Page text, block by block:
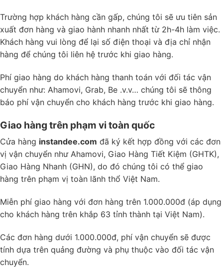
Trường hợp khách hàng cần gấp, chúng tôi sẽ ưu tiên sản
xuất đơn hàng và giao hành nhanh nhất từ 2h-4h làm việc.
Khách hàng vui lòng để lại số điện thoại và địa chỉ nhận
hàng để chúng tôi liên hệ trước khi giao hàng.
Phí giao hàng do khách hàng thanh toán với đối tác vận
chuyển như: Ahamovi, Grab, Be .v.v… chúng tôi sẽ thông
báo phí vận chuyển cho khách hàng trước khi giao hàng.
Giao hàng trên phạm vi toàn quốc
Cửa hàng instandee.com đã ký kết hợp đồng với các đơn
vị vận chuyển như Ahamovi, Giao Hàng Tiết Kiệm (GHTK),
Giao Hàng Nhanh (GHN), do đó chúng tôi có thể giao
hàng trên phạm vị toàn lãnh thổ Việt Nam.
Miễn phí giao hàng với đơn hàng trên 1.000.000đ (áp dụng
cho khách hàng trên khắp 63 tỉnh thành tại Việt Nam).
Các đơn hàng dưới 1.000.000đ, phí vận chuyển sẽ được
tính dựa trên quảng đường và phụ thuộc vào đối tác vận
chuyển.